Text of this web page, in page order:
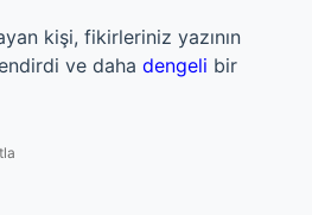
kişi, fikirleriniz yazının
ve daha dengeli bir